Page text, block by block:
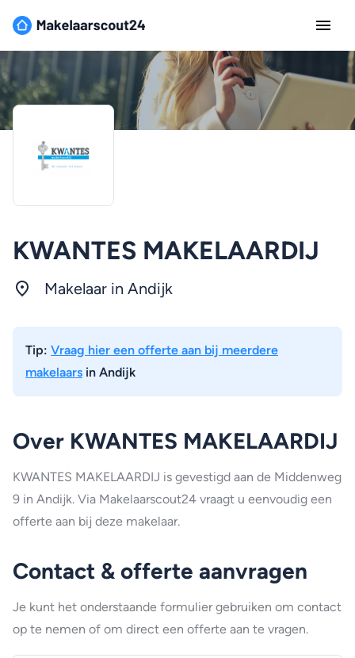
KWANTES MAKELAARDIJ
Makelaar in Andijk
Tip: Vraag hier een offerte aan bij meerdere
makelaars in Andijk
Over KWANTES MAKELAARDIJ
KWANTES MAKELAARDIJ is gevestigd aan de Middenweg
9 in Andijk. Via Makelaarscout24 vraagt u eenvoudig een
offerte aan bij deze makelaar.
Contact & offerte aanvragen
Je kunt het onderstaande formulier gebruiken om contact
op te nemen of om direct een offerte aan te vragen.